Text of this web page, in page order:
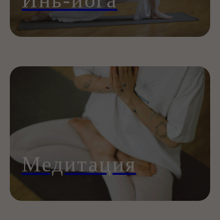
Медитация
безопасной среде и под чутким
руководством наставников, каждый
сможет получить опыт работы со
своим телом, умом и привносить эти
навыки в ежедневную жизнь делая ее
осознанной, наполненной смыслом и
конечно счастливее.
Ксения Трушакова — основатель
Space